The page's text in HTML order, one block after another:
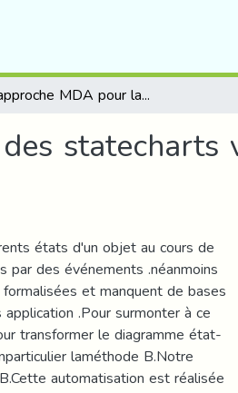
une approche MDA pour la transformation des statecharts vers B en utilisant TGG
statecharts
états d'un objet au cours de
des événements .néanmoins
et manquent de bases
.Pour surmonter à ce
transformer le diagramme état-
laméthode B.Notre
automatisation est réalisée